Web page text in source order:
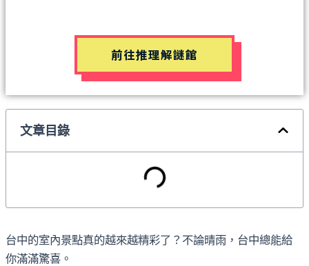
前往推理解謎館
文章目錄
台中的室內景點真的越來越精彩了？不論晴雨，台中總能給
你滿滿驚喜。